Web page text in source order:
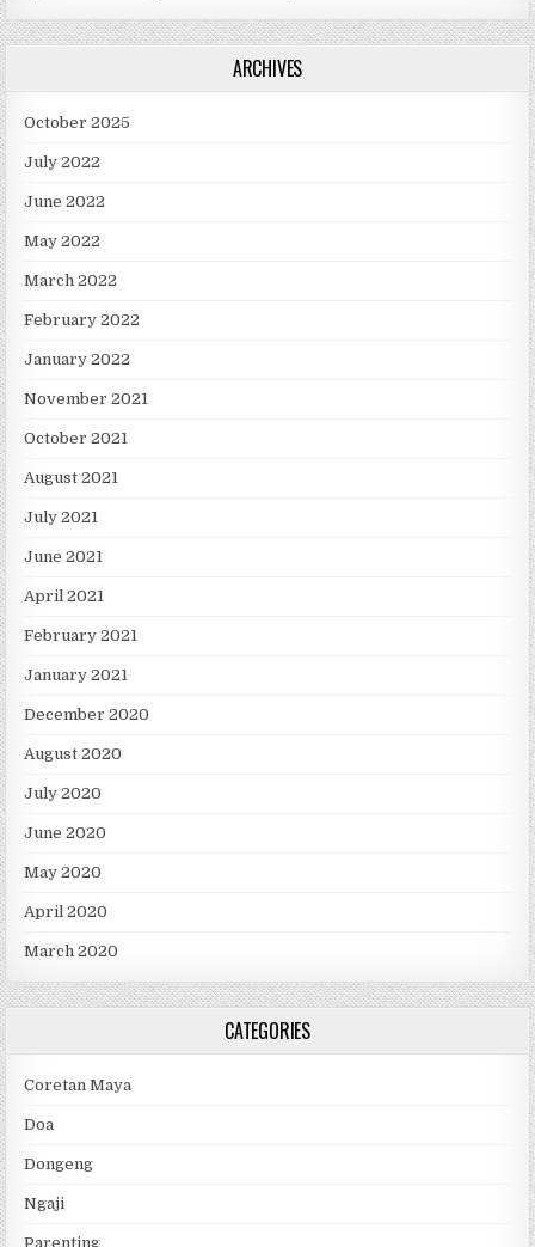
ARCHIVES
October 2025
July 2022
June 2022
May 2022
March 2022
February 2022
January 2022
November 2021
October 2021
August 2021
July 2021
June 2021
April 2021
February 2021
January 2021
December 2020
August 2020
July 2020
June 2020
May 2020
April 2020
March 2020
CATEGORIES
Coretan Maya
Doa
Dongeng
Ngaji
Parenting